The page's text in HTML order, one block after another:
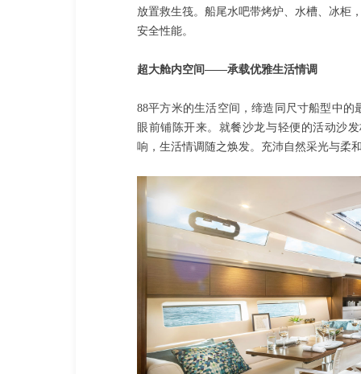
放置救生筏。船尾水吧带烤炉、水槽、冰柜
安全性能。
超大舱内空间——承载优雅生活情调
88平方米的生活空间，缔造同尺寸船型中
眼前铺陈开来。就餐沙龙与轻便的活动沙
响，生活情调随之焕发。充沛自然采光与柔